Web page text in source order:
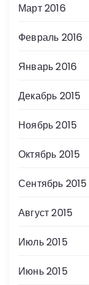
Март 2016
Февраль 2016
Январь 2016
Декабрь 2015
Ноябрь 2015
Октябрь 2015
Сентябрь 2015
Август 2015
Июль 2015
Июнь 2015